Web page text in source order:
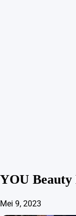
YOU
Mei 9, 2023